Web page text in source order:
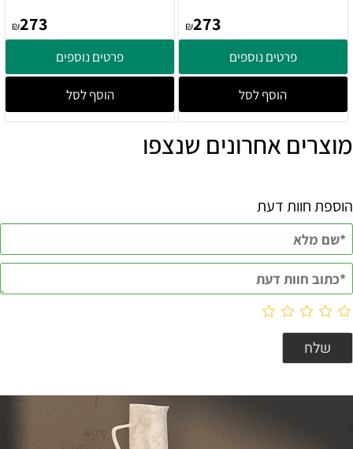
₪273
פרטים נוספים
הוסף לסל
₪273
פרטים נוספים
הוסף לסל
מוצרים אחרונים שנצפו
הוספת חוות דעת